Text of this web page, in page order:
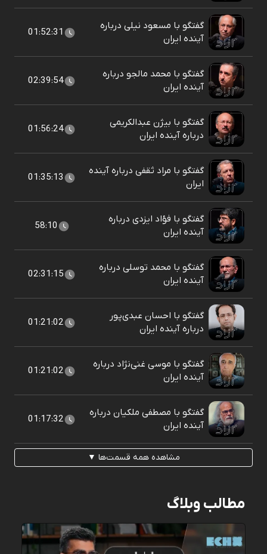
گفتگو با مسعود نیلی درباره
آینده ایران
01:52:31
گفتگو با محمد مالجو درباره
آینده ایران
02:39:54
گفتگو با بیژن عبدالکریمی
درباره آینده ایران
01:56:24
گفتگو با مراد ثقفی درباره آینده
ایران
01:35:13
گفتگو با فؤاد ایزدی درباره
آینده ایران
58:10
گفتگو با محمد توسلی درباره
آینده ایران
02:31:15
گفتگو با احسان عبدی‌پور
درباره آینده ایران
01:21:02
گفتگو با موسی غنی‌نژاد درباره
آینده ایران
01:21:02
گفتگو با مصطفی ملکیان درباره
آینده ایران
01:17:32
مشاهده همه قسمت‌ها ▼
مطالب وبلاگ